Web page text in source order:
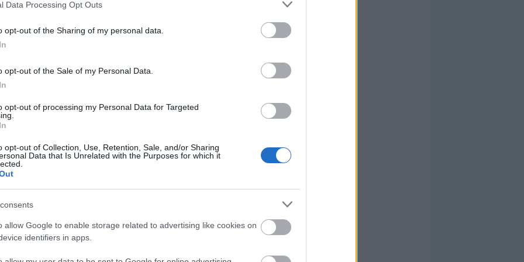
Data Processing Opt Outs
opt-out of the Sharing of my personal data.
opt-out of the Sale of my Personal Data.
opt-out of processing my Personal Data for Targeted
opt-out of Collection, Use, Retention, Sale, and/or Sharing
Data that Is Unrelated with the Purposes for which it
allow Google to enable storage related to advertising like cookies on
identifiers in apps.
minutos en LaLiga 24/25 en el triunfo de su
atrás un problema en la rodilla que le han
Se espera que vuelva a jugar en la jornada 8
de 980.000 euros. Es un jugador que
en lo que queda de curso.
860.000)
8 tras marcar ante el Sevilla y sumar 10 puntos
Kike está dando un buen rendimiento en
siete partidos, seis de ellos como titular. Su valor
820.000)
brillando en las últimas jornadas con el
la Real Sociedad completó todo el encuentro y
también jugó los 90 minutos y alcanzó 5
con un titular para Arrasate que promedia 4,5